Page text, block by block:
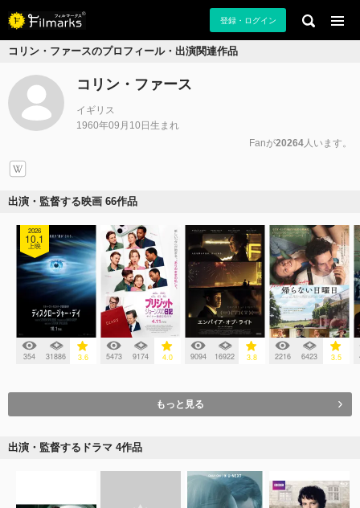
登録・ログイン
コリン・ファースのプロフィール・出演関連作品
コリン・ファース
イギリス
1960年09月10日生まれ
Fanが20264人います。
出演・監督する映画 66作品
2026
10.1
上映
354 31886 3.6 5473 9174 4.0 9094 16922 3.8 2216 6423 3.5
もっと見る
出演・監督するドラマ 4作品